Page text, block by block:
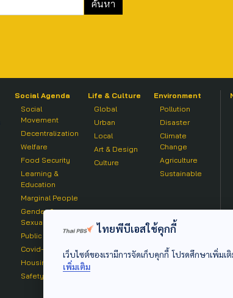
Social Agenda
Social
Movement
Decentralization
Welfare
Food Security
Learning &
Education
Marginal People
Gender &
Sexuality
Public Health
Covid-19
Housing
Safety
Life & Culture
Global
Urban
Local
Art & Design
Culture
Environment
Pollution
Disaster
Climate
Change
Agriculture
Sustainable
ไทยพีบีเอสใช้คุกกี้
เว็บไซต์ของเรามีการจัดเก็บคุกกี้ โปรดศึกษาเพิ่ม
เพิ่มเติม